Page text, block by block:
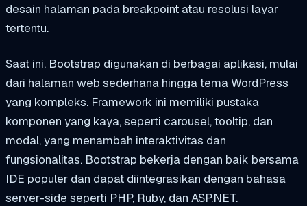
desain halaman pada breakpoint atau resolusi layar
tertentu.
Saat ini, Bootstrap digunakan di berbagai aplikasi, mulai
dari halaman web sederhana hingga tema WordPress
yang kompleks. Framework ini memiliki pustaka
komponen yang kaya, seperti carousel, tooltip, dan
modal, yang menambah interaktivitas dan
fungsionalitas. Bootstrap bekerja dengan baik bersama
IDE populer dan dapat diintegrasikan dengan bahasa
server-side seperti PHP, Ruby, dan ASP.NET.